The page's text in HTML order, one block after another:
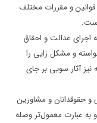
و مقررات مختلف
اجرای عدالت و احقاق
و مشکل زایی را
آثار سویی بر جای
و حقوقدانان و مشاورین
به عبارت معمول‌تر وصله